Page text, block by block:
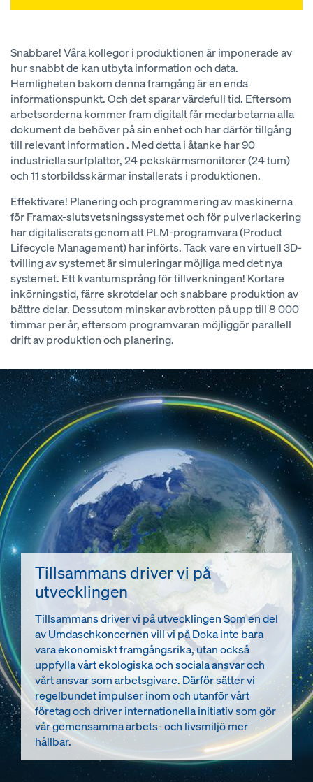
Snabbare! Våra kollegor i produktionen är imponerade av
hur snabbt de kan utbyta information och data.
Hemligheten bakom denna framgång är en enda
informationspunkt. Och det sparar värdefull tid. Eftersom
arbetsorderna kommer fram digitalt får medarbetarna alla
dokument de behöver på sin enhet och har därför tillgång
till relevant information . Med detta i åtanke har 90
industriella surfplattor, 24 pekskärmsmonitorer (24 tum)
och 11 storbildsskärmar installerats i produktionen.
Effektivare! Planering och programmering av maskinerna
för Framax-slutsvetsningssystemet och för pulverlackering
har digitaliserats genom att PLM-programvara (Product
Lifecycle Management) har införts. Tack vare en virtuell 3D-
tvilling av systemet är simuleringar möjliga med det nya
systemet. Ett kvantumsprång för tillverkningen! Kortare
inkörningstid, färre skrotdelar och snabbare produktion av
bättre delar. Dessutom minskar avbrotten på upp till 8 000
timmar per år, eftersom programvaran möjliggör parallell
drift av produktion och planering.
Tillsammans driver vi på
utvecklingen
Tillsammans driver vi på utvecklingen Som en del
av Umdaschkoncernen vill vi på Doka inte bara
vara ekonomiskt framgångsrika, utan också
uppfylla vårt ekologiska och sociala ansvar och
vårt ansvar som arbetsgivare. Därför sätter vi
regelbundet impulser inom och utanför vårt
företag och driver internationella initiativ som gör
vår gemensamma arbets- och livsmiljö mer
hållbar.